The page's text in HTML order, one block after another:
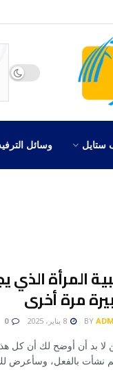
ستايل وسائل
المرأة
مرة أخرى
BY
0
لا بد أن أوضح لك أن كل
نشأت بالفعل، وسأعرض